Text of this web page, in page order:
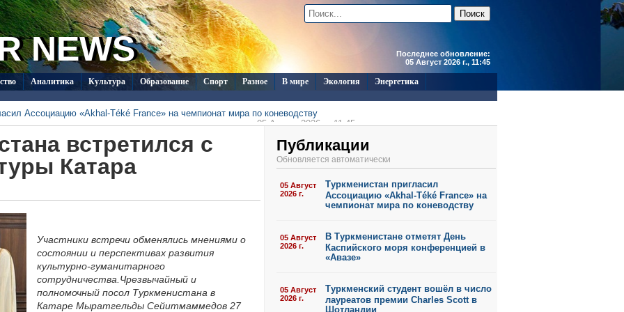
NEWS
Последнее обновление:
05 Август 2026 г., 11:45
Аналитика Культура Образование Спорт Разное В мире Экология
Энергетика
Ассоциацию «Akhal-Téké France» на чемпионат мира по коневодству
05 Август 2026 г., 11:45
День Каспийского моря конференцией в «Авазе»
05 Август 2026 г., 11:44
вошёл в число лауреатов премии Charles Scott в
05 Август 2026 г., 11:43
Туркменистана по футболу стартует матчем
05 Август 2026 г., 11:41
завоевали 21 медаль на чемпионате Центральной Азии
05 Август 2026 г., 11:39
завоевали 4 медали в первый день чемпионата ЦА в
04 Август 2026 г., 10:55
встретился с
Катара
Участники встречи обменялись мнениями о
состоянии и перспективах развития
культурно-гуманитарного
сотрудничества. Чрезвычайный и
полномочный посол Туркменистана в
Катаре Мыратгельды Сейитмаммедов 27
Публикации
Обновляется автоматически
05 Август
2026 г.
Туркменистан пригласил
Ассоциацию «Akhal-Téké France» на
чемпионат мира по коневодству
05 Август
2026 г.
В Туркменистане отметят День
Каспийского моря конференцией в
«Авазе»
05 Август
2026 г.
Туркменский студент вошёл в число
лауреатов премии Charles Scott в
Шотландии